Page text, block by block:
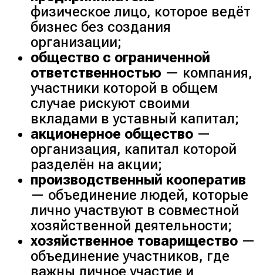
физическое лицо, которое ведёт
бизнес без создания
организации;
общество с ограниченной
ответственностью — компания,
участники которой в общем
случае рискуют своими
вкладами в уставный капитал;
акционерное общество —
организация, капитал которой
разделён на акции;
производственный кооператив
— объединение людей, которые
лично участвуют в совместной
хозяйственной деятельности;
хозяйственное товарищество —
объединение участников, где